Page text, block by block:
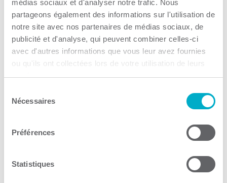
médias sociaux et d'analyser notre trafic. Nous
partageons également des informations sur l'utilisation de
notre site avec nos partenaires de médias sociaux, de
publicité et d'analyse, qui peuvent combiner celles-ci
avec d'autres informations que vous leur avez fournies
ou qu'ils ont collectées lors de votre utilisation de leurs
services.
Nécessaires
Préférences
Statistiques
Commission scolaire
Chemin-du-Roy
Formation
Consulter le site Web